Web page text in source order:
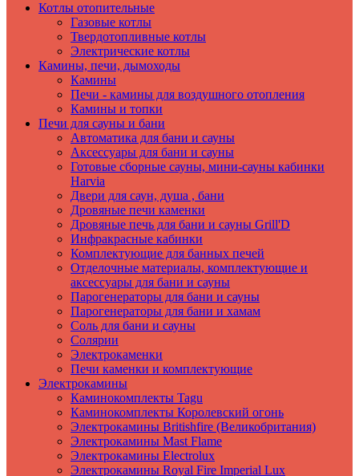
Котлы отопительные
Газовые котлы
Твердотопливные котлы
Электрические котлы
Камины, печи, дымоходы
Камины
Печи - камины для воздушного отопления
Камины и топки
Печи для сауны и бани
Автоматика для бани и сауны
Аксессуары для бани и сауны
Готовые сборные сауны, мини-сауны кабинки
Harvia
Двери для саун, душа , бани
Дровяные печи каменки
Дровяные печь для бани и сауны Grill'D
Инфракрасные кабинки
Комплектующие для банных печей
Отделочные материалы, комплектующие и
аксессуары для бани и сауны
Парогенераторы для бани и сауны
Парогенераторы для бани и хамам
Соль для бани и сауны
Солярии
Электрокаменки
Печи каменки и комплектующие
Электрокамины
Каминокомплекты Tagu
Каминокомплекты Королевский огонь
Электрокамины Britishfire (Великобритания)
Электрокамины Mast Flame
Электрокамины Electrolux
Электрокамины Royal Fire Imperial Lux